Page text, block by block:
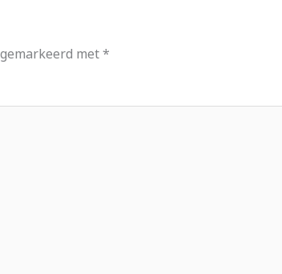
met*